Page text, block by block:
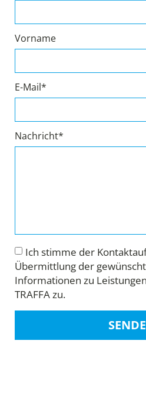
Vorname
E-Mail*
Nachricht*
Ich stimme der
Übermittlung der
Informationen zu
TRAFFA zu.